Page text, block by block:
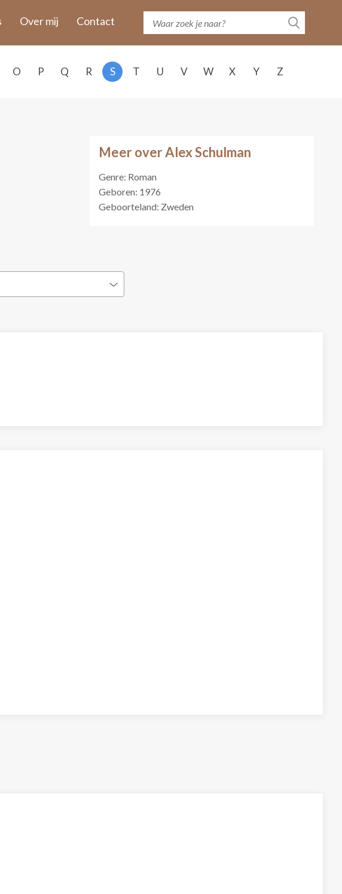
Over mij Contact
O P Q R S T U V W X Y Z
Meer over Alex Schulman
Genre: Roman
Geboren: 1976
Geboorteland: Zweden